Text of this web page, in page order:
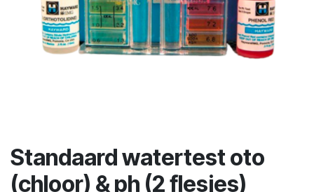
Standaard watertest oto
(chloor) & ph (2 flesjes)